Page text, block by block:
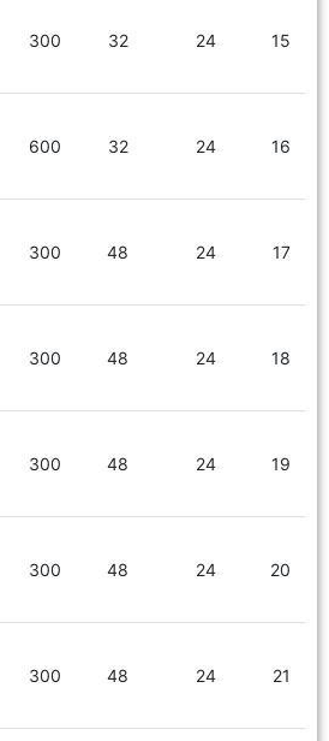
15
24
32
300
16
24
32
600
17
24
48
300
18
24
48
300
19
24
48
300
20
24
48
300
21
24
48
300